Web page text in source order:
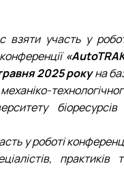
взяти участь у
2025 рокуна
біоресурсів
у роботі
практиків